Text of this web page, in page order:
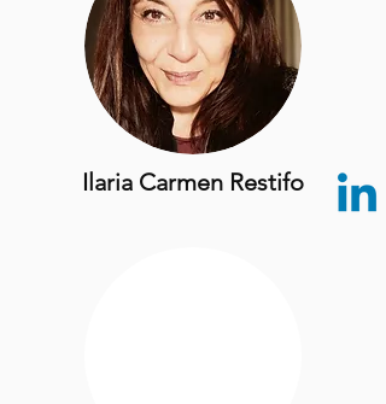
Ilaria Carmen Restifo